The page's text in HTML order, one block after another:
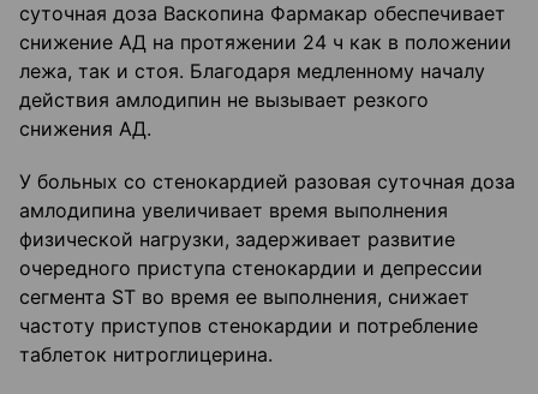
суточная доза Васкопина Фармакар обеспечивает
снижение АД на протяжении 24 ч как в положении
лежа, так и стоя. Благодаря медленному началу
действия амлодипин не вызывает резкого
снижения АД.
У больных со стенокардией разовая суточная доза
амлодипина увеличивает время выполнения
физической нагрузки, задерживает развитие
очередного приступа стенокардии и депрессии
сегмента ST во время ее выполнения, снижает
частоту приступов стенокардии и потребление
таблеток нитроглицерина.